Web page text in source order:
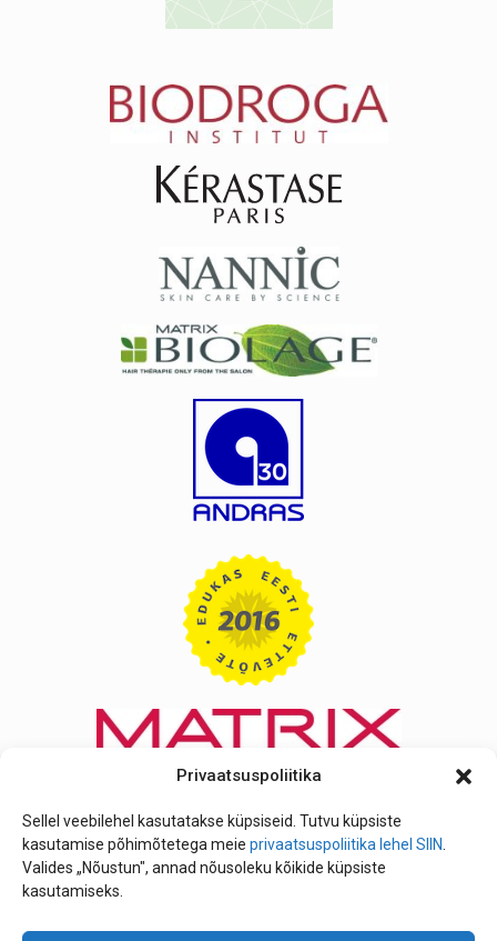
Privaatsuspoliitika
Sellel veebilehel kasutatakse küpsiseid. Tutvu küpsiste
kasutamise põhimõtetega meie privaatsuspoliitika lehel SIIN
Valides „Nõustun", annad nõusoleku kõikide küpsiste
kasutamiseks.